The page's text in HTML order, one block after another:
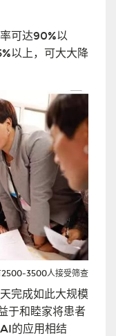
可达90%以
以上，可大大降
2500-3500人接受筛查
完成如此大规模
于和睦家将患者
的应用相结